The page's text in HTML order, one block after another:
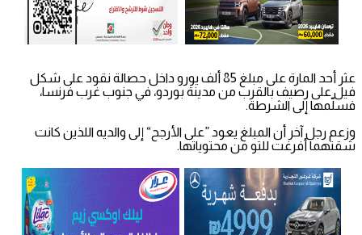
عثر أحد المارة على مبلغ 85 ألف يورو داخل حصالة نقود على شكل
فيل على رصيف بالقرب من مدينة بوردو، في جنوب غرب فرنسا،
فسلّمها إلى الشرطة.
وزعم رجل آخر أن المبلغ يعود ”على الأرجح“ إلى والديه اللذين كانت
شقتهما أفرغت للتو من محتوياتها.